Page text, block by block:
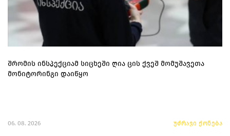
შრომის ინსპექციამ სიცხეში ღია ცის ქვეშ მომუშავეთა
მონიტორინგი დაიწყო
06. 08. 2026 უძრავი ქონება